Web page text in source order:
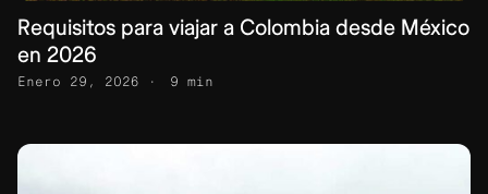
Requisitos para viajar a Colombia desde México
en 2026
Enero 29, 2026 9 min